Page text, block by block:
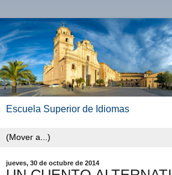
Escuela Superior de Idiomas
jueves, 30 de octubre de 2014